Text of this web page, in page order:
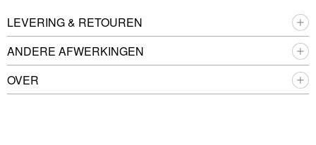
LEVERING & RETOUREN
ANDERE AFWERKINGEN
OVER